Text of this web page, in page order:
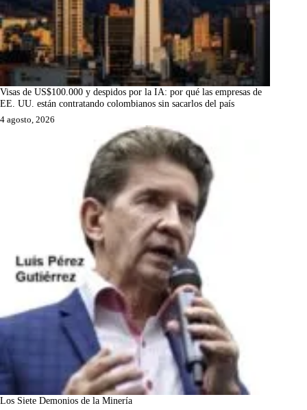
Visas de US$100.000 y despidos por la IA: por qué las empresas de
EE. UU. están contratando colombianos sin sacarlos del país
4 agosto, 2026
Los Siete Demonios de la Minería